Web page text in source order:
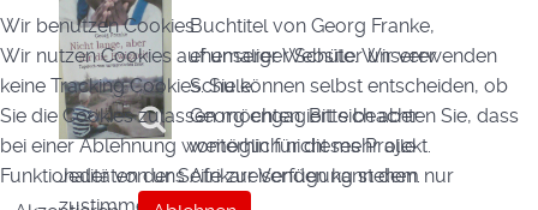
Buchtitel von Georg Franke,
ehemaliger Schüler unserer
Schule.
Georg engagiert sich aber
weiterhin für dieses Projekt.
Jeder von uns Afrikareisenden kann dem nur
Wir benutzen Cookies
Wir nutzen Cookies auf unserer Website. Wir verwenden
keine Tracking Cookies. Sie können selbst entscheiden, ob
Sie die Cookies zulassen möchten. Bitte beachten Sie, dass
bei einer Ablehnung womöglich nicht mehr alle
Funktionalitäten der Seite zur Verfügung stehen.